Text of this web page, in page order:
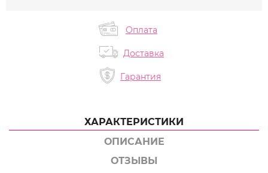
Оплата
Доставка
Гарантия
ХАРАКТЕРИСТИКИ
ОПИСАНИЕ
ОТЗЫВЫ